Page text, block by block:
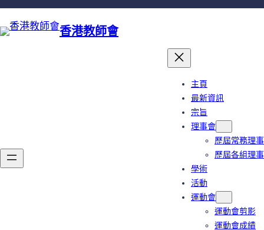
跳
主
香港教師會
主頁
最新資訊
宗旨
理事會
歷屆常務理事
歷屆各組理事
學術
活動
運動會
運動會剪影
運動會成績